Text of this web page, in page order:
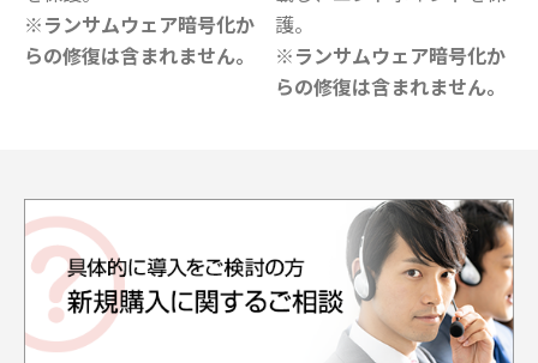
※ランサムウェア暗号化か
らの修復は含まれません。
護。
※ランサムウェア暗号化か
らの修復は含まれません。